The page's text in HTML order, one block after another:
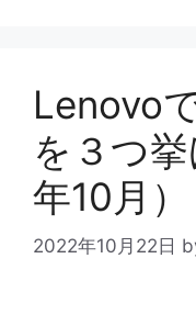
Lenovo
を３つ
年10月）
2022年10月22日